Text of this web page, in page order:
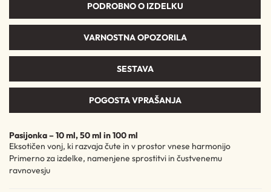
PODROBNO O IZDELKU
VARNOSTNA OPOZORILA
SESTAVA
POGOSTA VPRAŠANJA
Pasijonka – 10 ml, 50 ml in 100 ml
Eksotičen vonj, ki razvaja čute in v prostor vnese harmonijo
Primerno za izdelke, namenjene sprostitvi in čustvenemu
ravnovesju